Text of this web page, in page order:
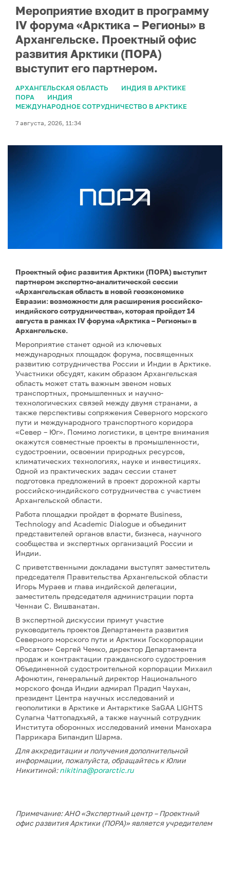
Мероприятие входит в программу
IV форума «Арктика – Регионы» в
Архангельске. Проектный офис
развития Арктики (ПОРА)
выступит его партнером.
АРХАНГЕЛЬСКАЯ ОБЛАСТЬ
ИНДИЯ В АРКТИКЕ
ПОРА
ИНДИЯ
МЕЖДУНАРОДНОЕ СОТРУДНИЧЕСТВО В АРКТИКЕ
7 августа, 2026, 11:34
Проектный офис развития Арктики (ПОРА) выступит
партнером экспертно-аналитической сессии
«Архангельская область в новой геоэкономике
Евразии: возможности для расширения российско-
индийского сотрудничества», которая пройдет 14
августа в рамках IV форума «Арктика – Регионы» в
Архангельске.
Мероприятие станет одной из ключевых
международных площадок форума, посвященных
развитию сотрудничества России и Индии в Арктике.
Участники обсудят, каким образом Архангельская
область может стать важным звеном новых
транспортных, промышленных и научно-
технологических связей между двумя странами, а
также перспективы сопряжения Северного морского
пути и международного транспортного коридора
«Север – Юг». Помимо логистики, в центре внимания
окажутся совместные проекты в промышленности,
судостроении, освоении природных ресурсов,
климатических технологиях, науке и инвестициях.
Одной из практических задач сессии станет
подготовка предложений в проект дорожной карты
российско-индийского сотрудничества с участием
Архангельской области.
Работа площадки пройдет в формате Business,
Technology and Academic Dialogue и объединит
представителей органов власти, бизнеса, научного
сообщества и экспертных организаций России и
Индии.
С приветственными докладами выступят заместитель
председателя Правительства Архангельской области
Игорь Мураев и глава индийской делегации,
заместитель председателя администрации порта
Ченнаи С. Вишванатан.
В экспертной дискуссии примут участие
руководитель проектов Департамента развития
Северного морского пути и Арктики Госкорпорации
«Росатом» Сергей Чемко, директор Департамента
продаж и контрактации гражданского судостроения
Объединенной судостроительной корпорации Михаил
Афонютин, генеральный директор Национального
морского фонда Индии адмирал Прадип Чаухан,
президент Центра научных исследований и
геополитики в Арктике и Антарктике SaGAA LIGHTS
Сулагна Чаттопадхьяй, а также научный сотрудник
Института оборонных исследований имени Манохара
Паррикара Бипандип Шарма.
Для аккредитации и получения дополнительной
информации, пожалуйста, обращайтесь к Юлии
Никитиной:nikitina@porarctic.ru
Примечание: АНО «Экспертный центр – Проектный
офис развития Арктики (ПОРА)» является учредителем